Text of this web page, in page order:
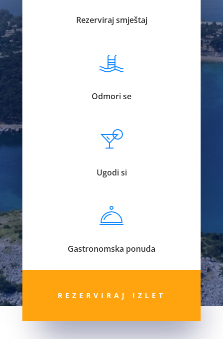
Rezerviraj smještaj
Odmori se
Ugodi si
Gastronomska ponuda
REZERVIRAJ IZLET